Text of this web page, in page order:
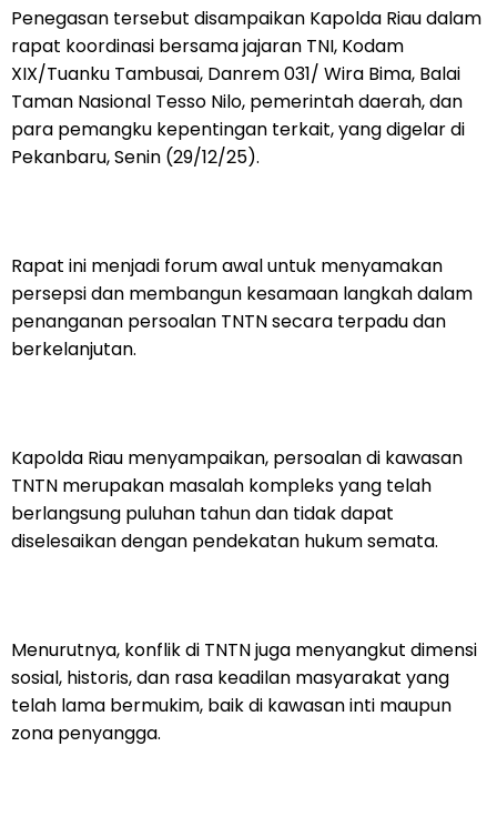
Penegasan tersebut disampaikan Kapolda Riau dalam
rapat koordinasi bersama jajaran TNI, Kodam
XIX/Tuanku Tambusai, Danrem 031/ Wira Bima, Balai
Taman Nasional Tesso Nilo, pemerintah daerah, dan
para pemangku kepentingan terkait, yang digelar di
Pekanbaru, Senin (29/12/25).
Rapat ini menjadi forum awal untuk menyamakan
persepsi dan membangun kesamaan langkah dalam
penanganan persoalan TNTN secara terpadu dan
berkelanjutan.
Kapolda Riau menyampaikan, persoalan di kawasan
TNTN merupakan masalah kompleks yang telah
berlangsung puluhan tahun dan tidak dapat
diselesaikan dengan pendekatan hukum semata.
Menurutnya, konflik di TNTN juga menyangkut dimensi
sosial, historis, dan rasa keadilan masyarakat yang
telah lama bermukim, baik di kawasan inti maupun
zona penyangga.